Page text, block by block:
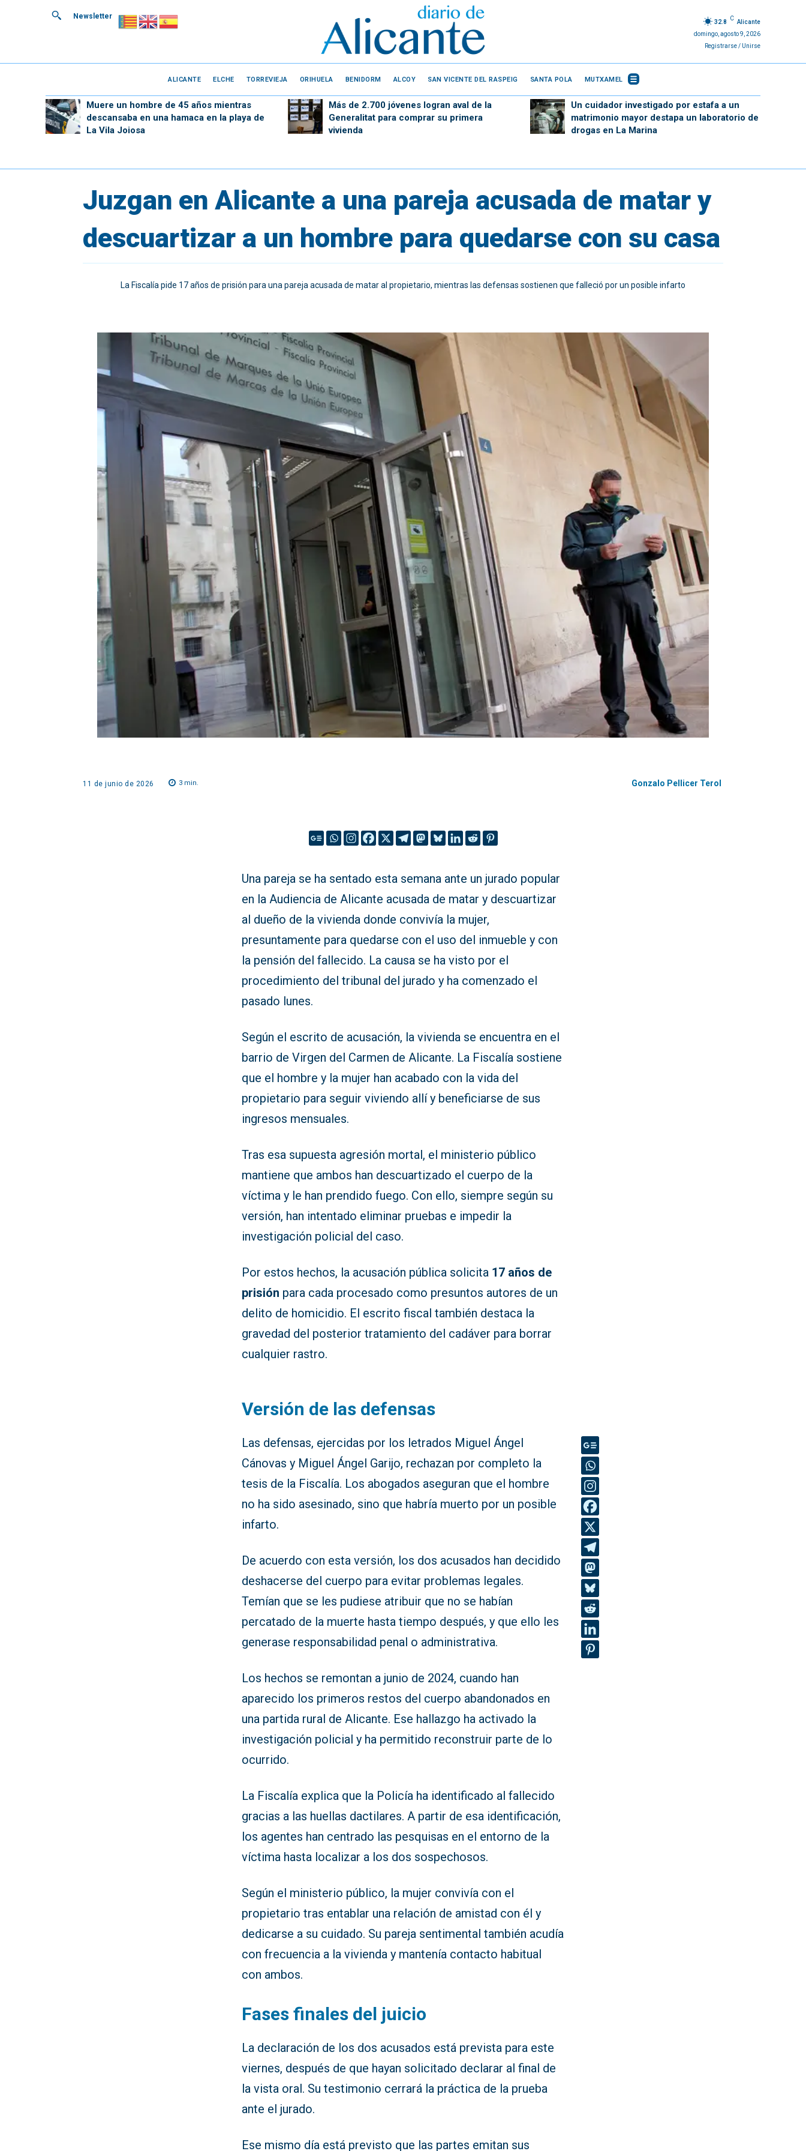
Newsletter
32.8
C
Alicante
domingo, agosto 9, 2026
Registrarse / Unirse
ALICANTE ELCHE TORREVIEJA ORIHUELA BENIDORM ALCOY SAN VICENTE DEL RASPEIG SANTA POLA MUTXAMEL
Muere un hombre de 45 años mientras
descansaba en una hamaca en la playa de
La Vila Joiosa
Más de 2.700 jóvenes logran aval de la
Generalitat para comprar su primera
vivienda
Un cuidador investigado por estafa a un
matrimonio mayor destapa un laboratorio de
drogas en La Marina
Juzgan en Alicante a una pareja acusada de matar y
descuartizar a un hombre para quedarse con su casa
La Fiscalía pide 17 años de prisión para una pareja acusada de matar al propietario, mientras las defensas sostienen que falleció por un posible infarto
11 de junio de 2026 3min. Gonzalo Pellicer Terol
Una pareja se ha sentado esta semana ante un jurado popular
en la Audiencia de Alicante acusada de matar y descuartizar
al dueño de la vivienda donde convivía la mujer,
presuntamente para quedarse con el uso del inmueble y con
la pensión del fallecido. La causa se ha visto por el
procedimiento del tribunal del jurado y ha comenzado el
pasado lunes.
Según el escrito de acusación, la vivienda se encuentra en el
barrio de Virgen del Carmen de Alicante. La Fiscalía sostiene
que el hombre y la mujer han acabado con la vida del
propietario para seguir viviendo allí y beneficiarse de sus
ingresos mensuales.
Tras esa supuesta agresión mortal, el ministerio público
mantiene que ambos han descuartizado el cuerpo de la
víctima y le han prendido fuego. Con ello, siempre según su
versión, han intentado eliminar pruebas e impedir la
investigación policial del caso.
Por estos hechos, la acusación pública solicita 17 años de
prisión para cada procesado como presuntos autores de un
delito de homicidio. El escrito fiscal también destaca la
gravedad del posterior tratamiento del cadáver para borrar
cualquier rastro.
Versión de las defensas
Las defensas, ejercidas por los letrados Miguel Ángel
Cánovas y Miguel Ángel Garijo, rechazan por completo la
tesis de la Fiscalía. Los abogados aseguran que el hombre
no ha sido asesinado, sino que habría muerto por un posible
infarto.
De acuerdo con esta versión, los dos acusados han decidido
deshacerse del cuerpo para evitar problemas legales.
Temían que se les pudiese atribuir que no se habían
percatado de la muerte hasta tiempo después, y que ello les
generase responsabilidad penal o administrativa.
Los hechos se remontan a junio de 2024, cuando han
aparecido los primeros restos del cuerpo abandonados en
una partida rural de Alicante. Ese hallazgo ha activado la
investigación policial y ha permitido reconstruir parte de lo
ocurrido.
La Fiscalía explica que la Policía ha identificado al fallecido
gracias a las huellas dactilares. A partir de esa identificación,
los agentes han centrado las pesquisas en el entorno de la
víctima hasta localizar a los dos sospechosos.
Según el ministerio público, la mujer convivía con el
propietario tras entablar una relación de amistad con él y
dedicarse a su cuidado. Su pareja sentimental también acudía
con frecuencia a la vivienda y mantenía contacto habitual
con ambos.
Fases finales del juicio
La declaración de los dos acusados está prevista para este
viernes, después de que hayan solicitado declarar al final de
la vista oral. Su testimonio cerrará la práctica de la prueba
ante el jurado.
Ese mismo día está previsto que las partes emitan sus